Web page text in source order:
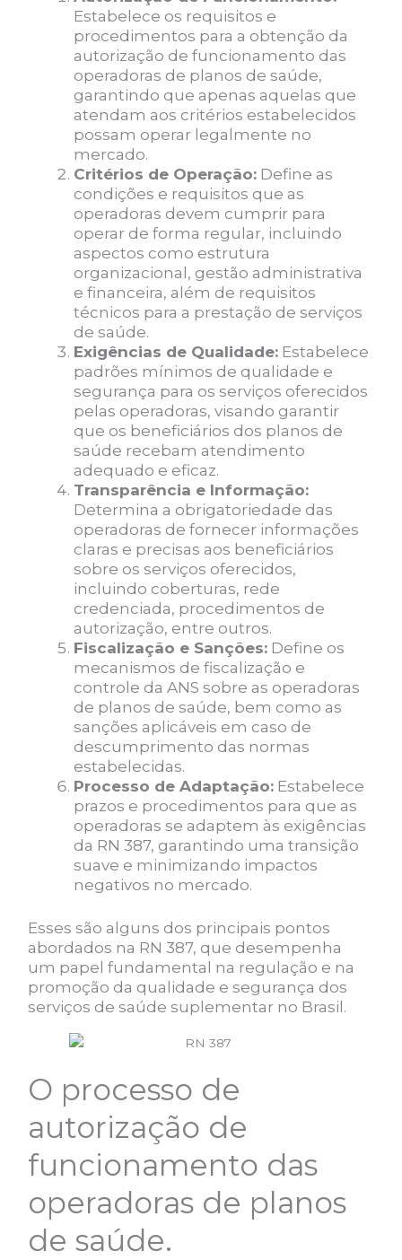
Estabelece os requisitos e
procedimentos para a obtenção da
autorização de funcionamento das
operadoras de planos de saúde,
garantindo que apenas aquelas que
atendam aos critérios estabelecidos
possam operar legalmente no
mercado.
Critérios de Operação: Define as
condições e requisitos que as
operadoras devem cumprir para
operar de forma regular, incluindo
aspectos como estrutura
organizacional, gestão administrativa
e financeira, além de requisitos
técnicos para a prestação de serviços
de saúde.
Exigências de Qualidade: Estabelece
padrões mínimos de qualidade e
segurança para os serviços oferecidos
pelas operadoras, visando garantir
que os beneficiários dos planos de
saúde recebam atendimento
adequado e eficaz.
Transparência e Informação:
Determina a obrigatoriedade das
operadoras de fornecer informações
claras e precisas aos beneficiários
sobre os serviços oferecidos,
incluindo coberturas, rede
credenciada, procedimentos de
autorização, entre outros.
Fiscalização e Sanções: Define os
mecanismos de fiscalização e
controle da ANS sobre as operadoras
de planos de saúde, bem como as
sanções aplicáveis em caso de
descumprimento das normas
estabelecidas.
Processo de Adaptação: Estabelece
prazos e procedimentos para que as
operadoras se adaptem às exigências
da RN 387, garantindo uma transição
suave e minimizando impactos
negativos no mercado.
Esses são alguns dos principais pontos
abordados na RN 387, que desempenha
um papel fundamental na regulação e na
promoção da qualidade e segurança dos
serviços de saúde suplementar no Brasil.
O processo de
autorização de
funcionamento das
operadoras de planos
de saúde.